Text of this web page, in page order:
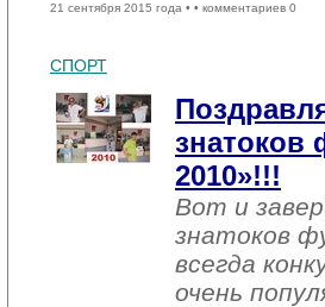
21 сентября 2015 года • • комментариев 0
СПОРТ
знатоков
2010»!!!
Вот и
знатоков
всегда
очень